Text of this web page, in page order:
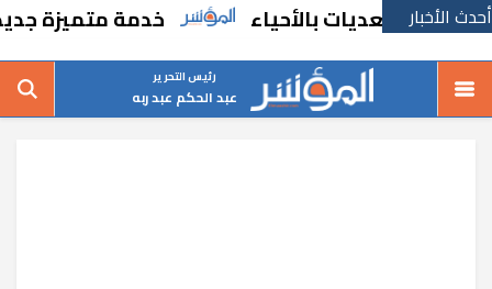
أحدث الأخباربالأحياء خدمة متميزة جديدة من
رئيس التحرير
عبد الحكم عبد ربه